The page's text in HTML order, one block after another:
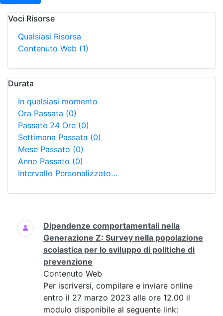
Voci Risorse
Qualsiasi Risorsa
Contenuto Web (1)
Durata
In qualsiasi momento
Ora Passata (0)
Passate 24 Ore (0)
Settimana Passata (0)
Mese Passato (0)
Anno Passato (0)
Intervallo Personalizzato…
Ricerca
Dipendenze comportamentali nella
Generazione Z: Survey nella popolazione
scolastica per lo sviluppo di politiche di
prevenzione
Contenuto Web
Per iscriversi, compilare e inviare online
entro il 27 marzo 2023 alle ore 12.00 il
modulo disponibile al seguente link: